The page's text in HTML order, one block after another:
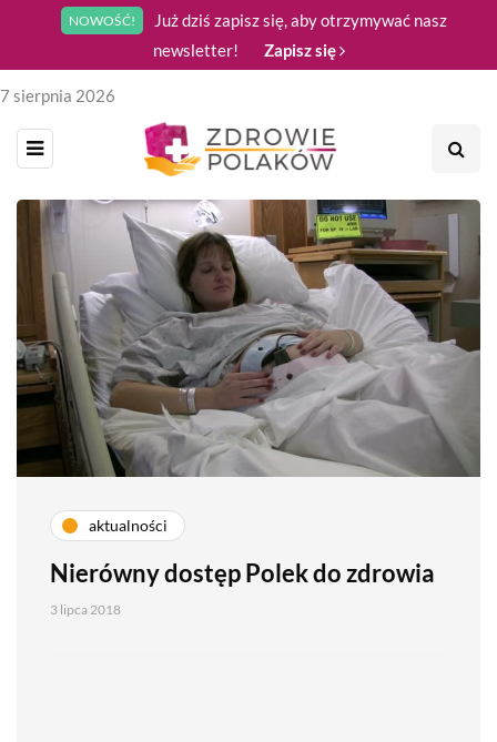
NOWOŚĆ!
Już dziś zapisz się, aby otrzymywać nasz
newsletter!
Zapisz się
7 sierpnia 2026
aktualności
Nierówny dostęp Polek do zdrowia
3 lipca 2018